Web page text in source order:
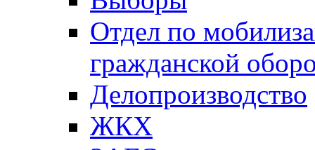
Отдел по
гражданской
Делопроизводство
ЖКХ